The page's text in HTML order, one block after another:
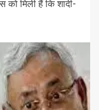
को मिली हैं कि शादी-